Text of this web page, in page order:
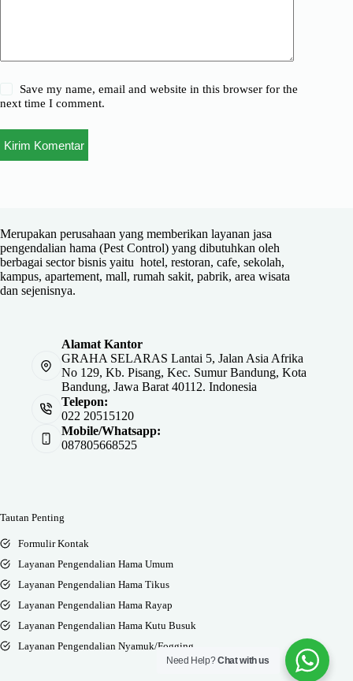
Save my name, email and website in this browser for the
next time I comment.
Kirim Komentar
Merupakan perusahaan yang memberikan layanan jasa
pengendalian hama (Pest Control) yang dibutuhkan oleh
berbagai sector bisnis yaitu hotel, restoran, cafe, sekolah,
kampus, apartement, mall, rumah sakit, pabrik, area wisata
dan sejenisnya.
Alamat Kantor
GRAHA SELARAS Lantai 5, Jalan Asia Afrika
No 129, Kb. Pisang, Kec. Sumur Bandung, Kota
Bandung, Jawa Barat 40112. Indonesia
Telepon:
022 20515120
Mobile/Whatsapp:
087805668525
Tautan Penting
Formulir Kontak
Layanan Pengendalian Hama Umum
Layanan Pengendalian Hama Tikus
Layanan Pengendalian Hama Rayap
Layanan Pengendalian Hama Kutu Busuk
Layanan Pengendalian Nyamuk/Fogging
Need Help?Chat with us